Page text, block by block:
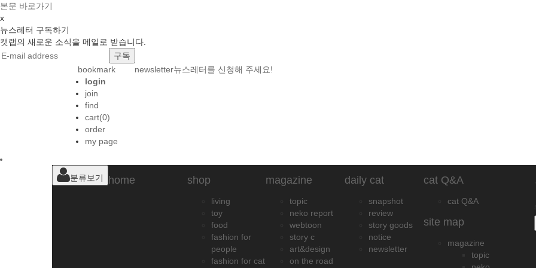
본문 바로가기
x
뉴스레터 구독하기
캣랩의 새로운 소식을 메일로 받습니다.
bookmark newsletter뉴스레터를 신청해 주세요!
login
join
find
cart(0)
order
my page
분류보기 home shop
living
toy
food
fashion for
people
fashion for cat
magazine
topic
neko report
webtoon
story c
art&design
on the road
daily cat
snapshot
review
story goods
notice
newsletter
cat Q&A
cat Q&A
site map
magazine
topic